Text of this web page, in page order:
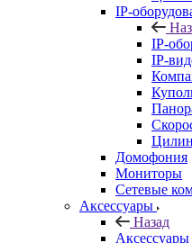
IP-
IP-
IP-
Домофония
Мониторы
Сетевые
Аксессуары
Назад
Аксессуары